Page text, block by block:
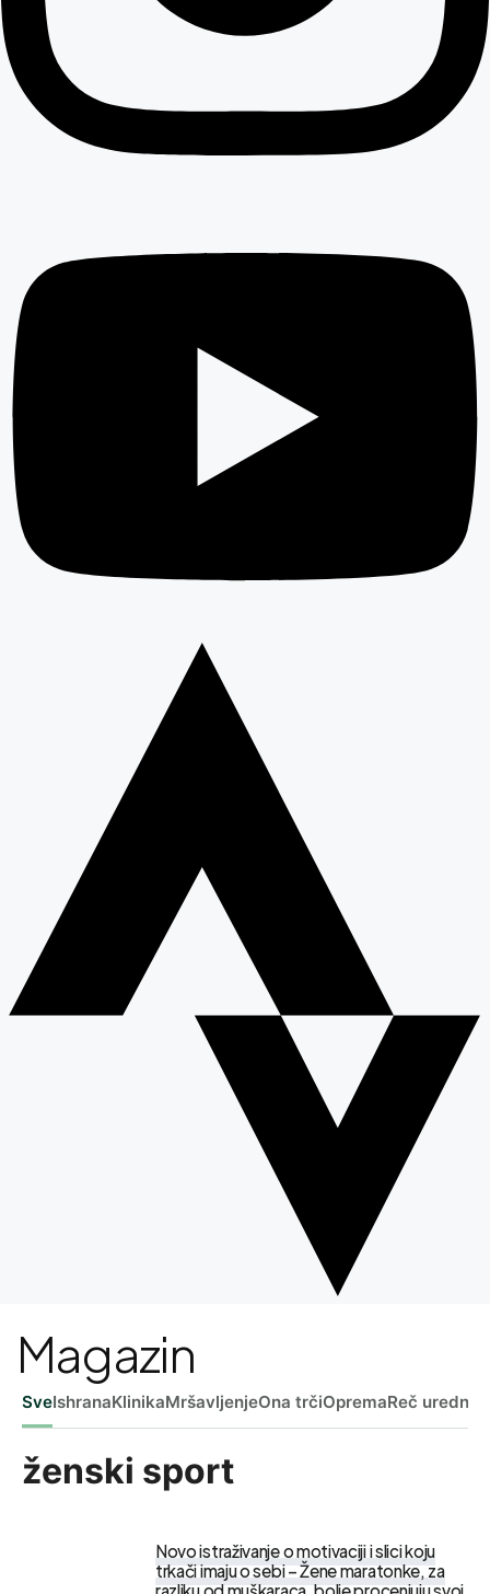
Magazin
SveIshranaKlinikaMršavljenjeOna trčiOpremaReč
ženski sport
Novo istraživanje o motivaciji i slici koju
trkači imaju o sebi – Žene maratonke, za